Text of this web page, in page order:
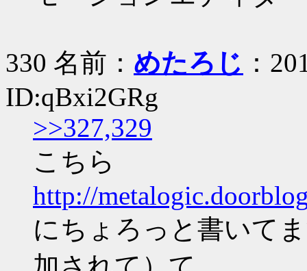
330 名前： めたろじ ：
ID:qBxi2GRg
>>327,329
こちら
http://
にちょろっと書いて